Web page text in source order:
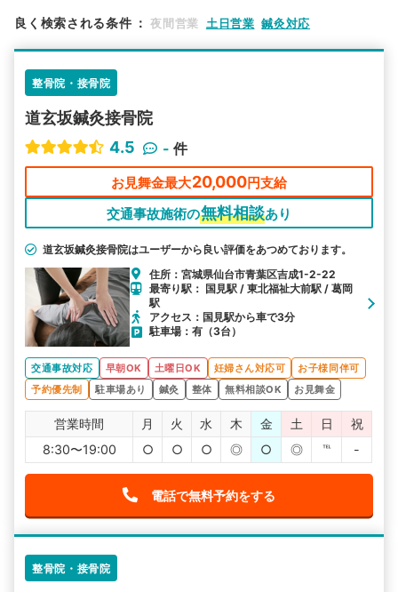
検索する
駅から探す 院名から探す
良く検索される条件 ： 夜間営業 土日営業 鍼灸対応
整骨院・接骨院
道玄坂鍼灸接骨院
4.5
- 件
お見舞金最大20,000円支給
交通事故施術の無料相談あり
道玄坂鍼灸接骨院はユーザーから良い評価をあつめております。
住所：宮城県仙台市青葉区吉成1-2-22
最寄り駅： 国見駅 / 東北福祉大前駅 / 葛岡
駅
アクセス：国見駅から車で3分
駐車場：有（3台）
交通事故対応 早朝OK 土曜日OK 妊婦さん対応可
お子様同伴可
予約優先制
駐車場あり 鍼灸 整体 無料相談OK お見舞金
営業時間 月 火 水 木 金 土 日
祝
8:30〜19:00
○ ○ ○ ◎ ○ ◎ ℡ -
電話で無料予約をする
整骨院・接骨院